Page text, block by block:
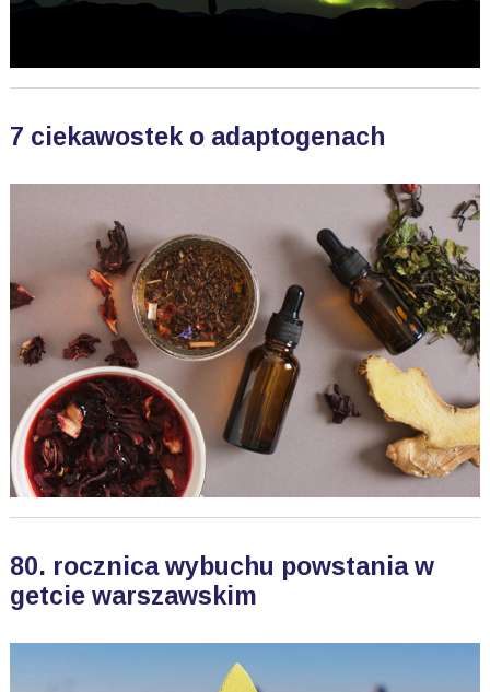
7 ciekawostek o adaptogenach
80. rocznica wybuchu powstania w
getcie warszawskim